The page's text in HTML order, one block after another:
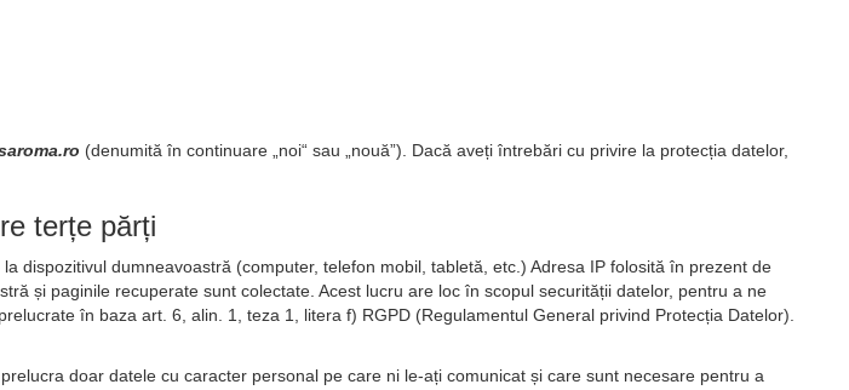
(denumită în continuare „noi“ sau „nouă”). Dacă aveți întrebări cu privire la protecția datelor,
terțe părți
dispozitivul dumneavoastră (computer, telefon mobil, tabletă, etc.) Adresa IP folosită în prezent de
și paginile recuperate sunt colectate. Acest lucru are loc în scopul securității datelor, pentru a ne
în baza art. 6, alin. 1, teza 1, litera f) RGPD (Regulamentul General privind Protecția Datelor).
doar datele cu caracter personal pe care ni le-ați comunicat și care sunt necesare pentru a